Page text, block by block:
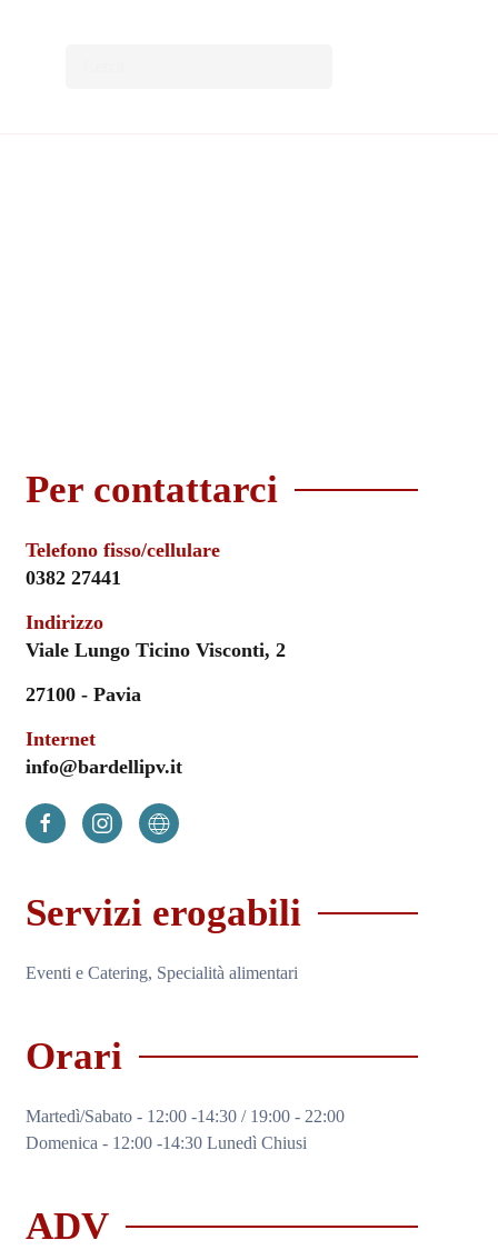
Per contattarci
Telefono fisso/cellulare
0382 27441
Indirizzo
Viale Lungo Ticino Visconti, 2
27100 - Pavia
Internet
info@bardellipv.it
Servizi erogabili
Eventi e Catering, Specialità alimentari
Orari
Martedì/Sabato - 12:00 -14:30 / 19:00 - 22:00
Domenica - 12:00 -14:30 Lunedì Chiusi
ADV